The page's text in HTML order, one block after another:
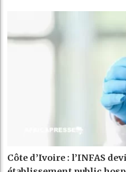
Côte d’Ivoire : l’INFAS